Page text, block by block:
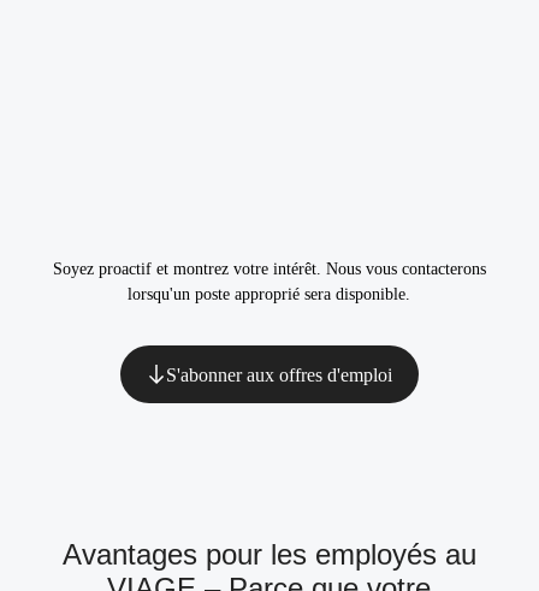
Soyez proactif et montrez votre intérêt. Nous vous contacterons
lorsqu'un poste approprié sera disponible.
S'abonner aux offres d'emploi
Avantages pour les employés au